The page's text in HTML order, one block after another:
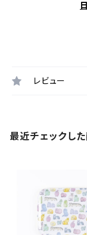
レビュー
最近チェックし